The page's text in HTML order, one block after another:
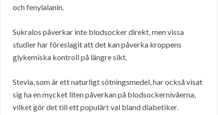
och fenylalanin.
Sukralos påverkar inte blodsocker direkt, men vissa
studier har föreslagit att det kan påverka kroppens
glykemiska kontroll på längre sikt.
Stevia, som är ett naturligt sötningsmedel, har också visat
sig ha en mycket liten påverkan på blodsockernivåerna,
vilket gör det till ett populärt val bland diabetiker.